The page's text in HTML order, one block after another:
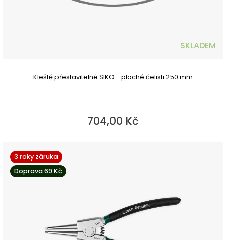
SKLADEM
Kleště přestavitelné SIKO - ploché čelisti 250 mm
704,00 Kč
3 roky záruka
Doprava 69 Kč